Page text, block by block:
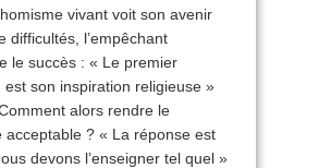
vivant voit son avenir
difficultés, l’empêchant
le succès : « Le premier
est son inspiration religieuse »
alors rendre le
acceptable ? « La réponse est
devons l’enseigner tel quel »